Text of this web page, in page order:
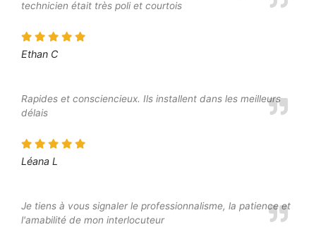
technicien était très poli et courtois
Ethan C
Rapides et consciencieux. Ils installent dans les meilleurs
délais
Léana L
Je tiens à vous signaler le professionnalisme, la patience et
l'amabilité de mon interlocuteur